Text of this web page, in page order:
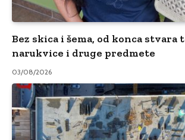
Bez skica i šema, od konca stvara
narukvice i druge predmete
03/08/2026